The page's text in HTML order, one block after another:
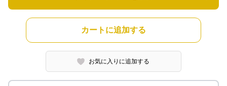
カートに追加する
お気に入りに追加する